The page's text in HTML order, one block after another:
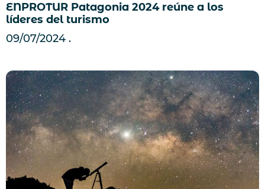
ENPROTUR Patagonia 2024 reúne a los
líderes del turismo
09/07/2024